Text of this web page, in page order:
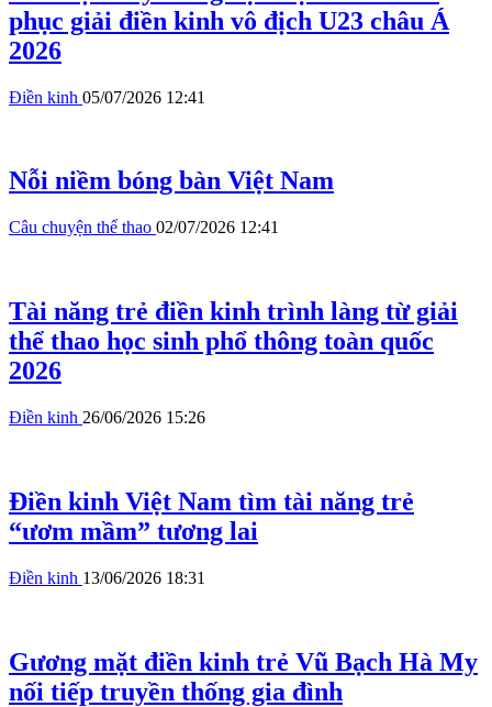
phục giải điền kinh vô địch U23 châu Á
2026
Điền kinh 05/07/2026 12:41
Nỗi niềm bóng bàn Việt Nam
Câu chuyện thể thao 02/07/2026 12:41
Tài năng trẻ điền kinh trình làng từ giải
thể thao học sinh phổ thông toàn quốc
2026
Điền kinh 26/06/2026 15:26
Điền kinh Việt Nam tìm tài năng trẻ
“ươm mầm” tương lai
Điền kinh 13/06/2026 18:31
Gương mặt điền kinh trẻ Vũ Bạch Hà My
nối tiếp truyền thống gia đình